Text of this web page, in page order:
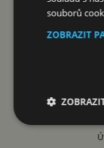
souborů
ZOBRAZIT